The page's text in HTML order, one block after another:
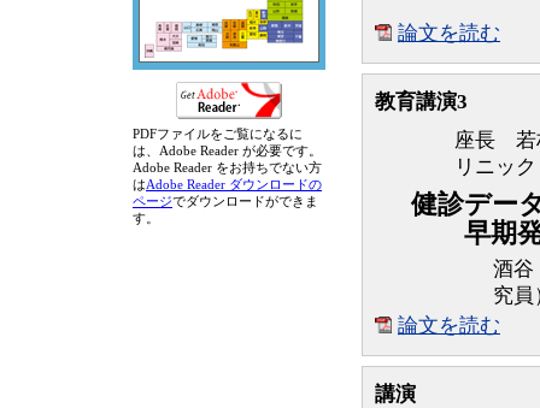
論文を読む
教育講演3
座長 若
リニッ
健診デー
早期発
酒
究員
論文を読む
講演
PDFファイルをご覧になるに
は、Adobe Reader が必要です。
Adobe Reader をお持ちでない方
はAdobe Reader ダウンロードの
ページでダウンロードができま
す。